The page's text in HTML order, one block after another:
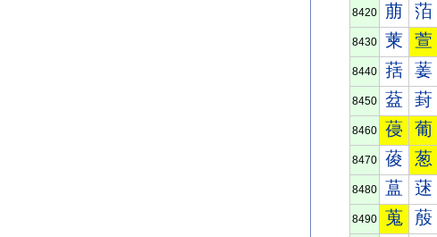
8420 萠 萡
8430 萰 萱
8440 葀 葁
8450 葐 葑
8460 葠 葡
8470 葰 葱
8480 蒀 蒁
8490 蒐 蒑